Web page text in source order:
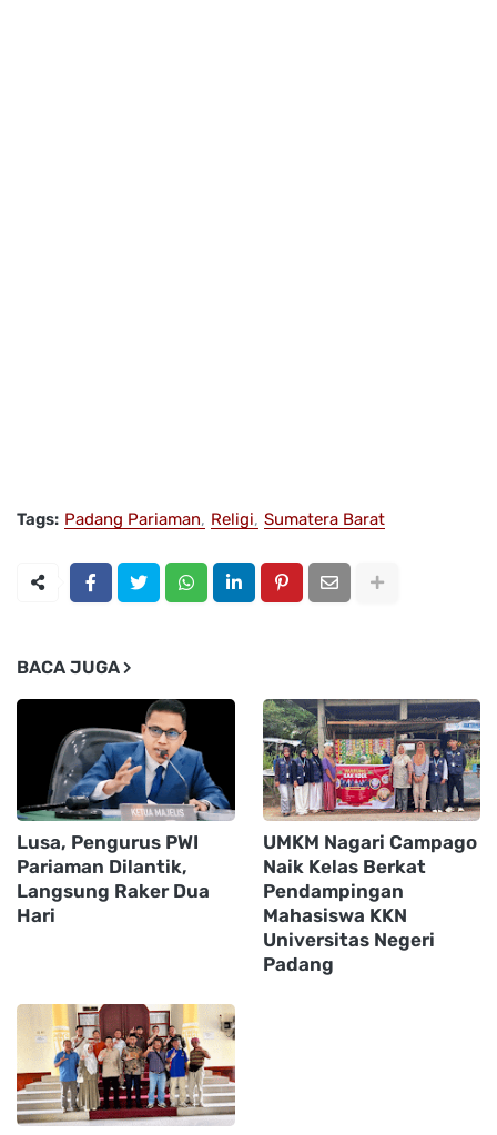
Tags: Padang Pariaman Religi Sumatera Barat
BACA JUGA
Lusa, Pengurus PWI
Pariaman Dilantik,
Langsung Raker Dua
Hari
UMKM Nagari Campago
Naik Kelas Berkat
Pendampingan
Mahasiswa KKN
Universitas Negeri
Padang